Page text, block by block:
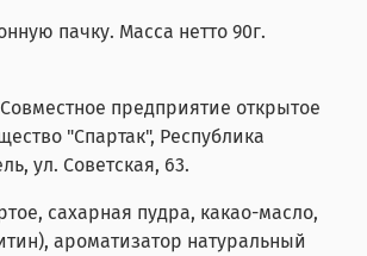
пачку. Масса нетто 90г.
Совместное предприятие открытое
"Спартак", Республика
ул. Советская, 63.
сахарная пудра, какао-масло,
ароматизатор натуральный